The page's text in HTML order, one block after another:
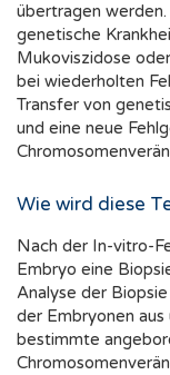
übertragen
genetische
Mukoviszidose
bei wiederholten
Transfer von
und eine neue
Wie wird diese
Nach der In-vitro-
Embryo eine
Analyse der
der Embryonen
bestimmte